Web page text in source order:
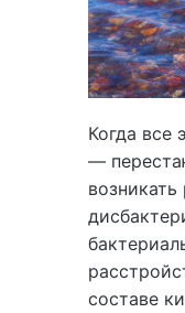
Когда все
—
составе